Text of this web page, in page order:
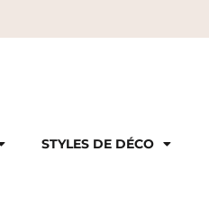
STYLES DE DÉCO